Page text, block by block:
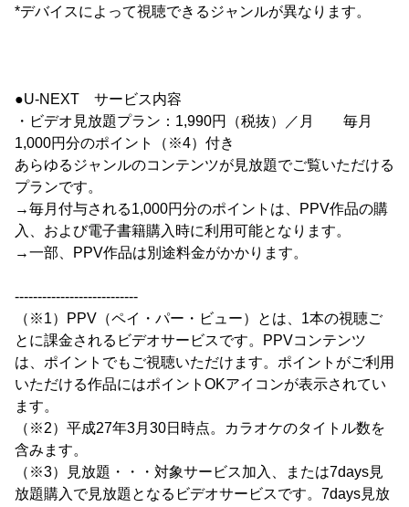
*デバイスによって視聴できるジャンルが異なります。
●U-NEXT サービス内容
・ビデオ見放題プラン：1,990円（税抜）／月 毎月
1,000円分のポイント（※4）付き
あらゆるジャンルのコンテンツが見放題でご覧いただける
プランです。
→毎月付与される1,000円分のポイントは、PPV作品の購
入、および電子書籍購入時に利用可能となります。
→一部、PPV作品は別途料金がかかります。
---------------------------
（※1）PPV（ペイ・パー・ビュー）とは、1本の視聴ご
とに課金されるビデオサービスです。PPVコンテンツ
は、ポイントでもご視聴いただけます。ポイントがご利用
いただける作品にはポイントOKアイコンが表示されてい
ます。
（※2）平成27年3月30日時点。カラオケのタイトル数を
含みます。
（※3）見放題・・・対象サービス加入、または7days見
放題購入で見放題となるビデオサービスです。7days見放